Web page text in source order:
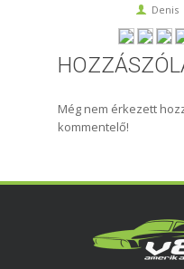
Denis
Még nem érkezett
kommentelő!